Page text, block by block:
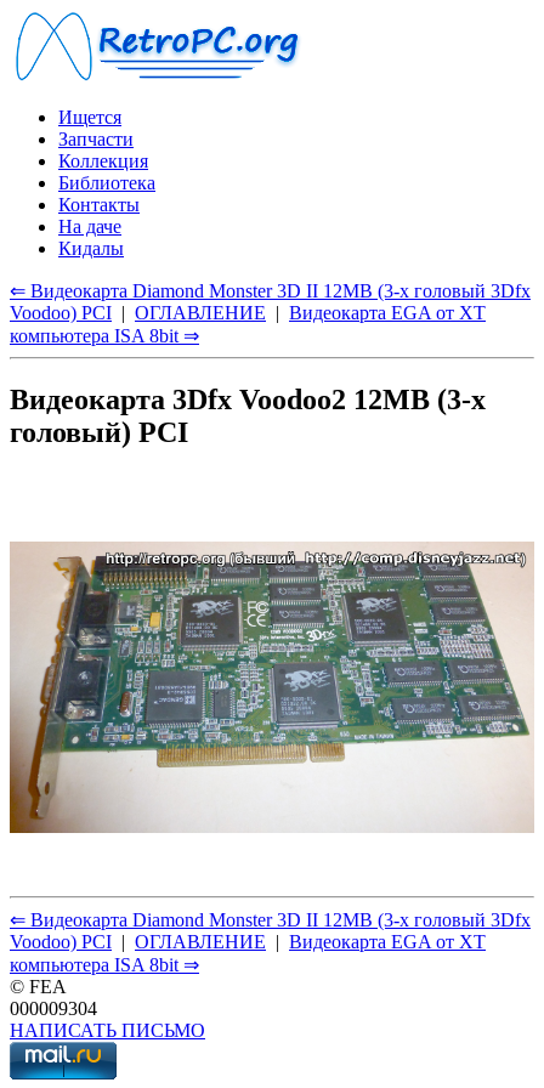
Ищется
Запчасти
Коллекция
Библиотека
Контакты
На даче
Кидалы
⇐ Видеокарта Diamond Monster 3D II 12MB (3-х головый 3Dfx
Voodoo) PCI | ОГЛАВЛЕНИЕ | Видеокарта EGA от XT
компьютера ISA 8bit ⇒
Видеокарта 3Dfx Voodoo2 12MB (3-х
головый) PCI
⇐ Видеокарта Diamond Monster 3D II 12MB (3-х головый 3Dfx
Voodoo) PCI | ОГЛАВЛЕНИЕ | Видеокарта EGA от XT
компьютера ISA 8bit ⇒
© FEA
000009304
НАПИСАТЬ ПИСЬМО